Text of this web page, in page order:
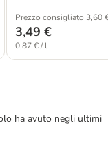
Prezzo consigliato 3,60
3,49 €
0,87 € / l
ha avuto negli ultimi